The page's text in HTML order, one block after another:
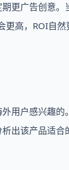
更广告创意。
更高，ROI自然
用户感兴趣的
出该产品适合